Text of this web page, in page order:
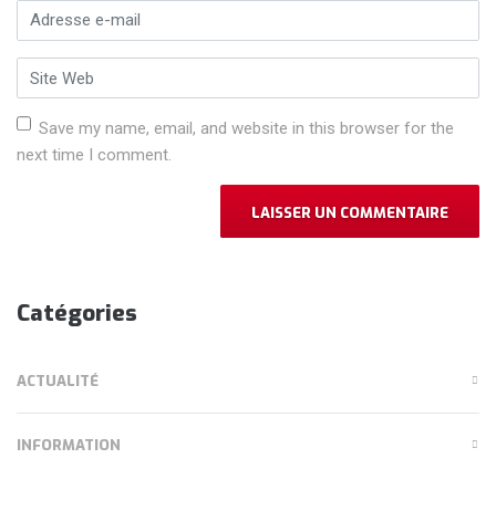
Adresse e-mail*
Site Web
Save my name, email, and website in this browser for the
next time I comment.
Catégories
ACTUALITÉ
INFORMATION